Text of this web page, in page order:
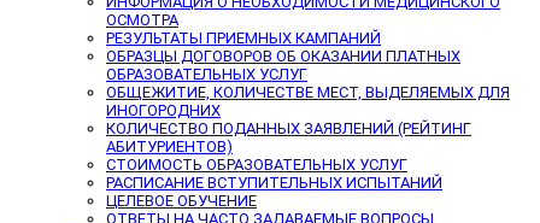
ОСМОТРА
РЕЗУЛЬТАТЫ ПРИЕМНЫХ КАМПАНИЙ
ОБРАЗЦЫ ДОГОВОРОВ ОБ ОКАЗАНИИ ПЛАТНЫХ
ОБРАЗОВАТЕЛЬНЫХ УСЛУГ
ОБЩЕЖИТИЕ, КОЛИЧЕСТВЕ МЕСТ, ВЫДЕЛЯЕМЫХ ДЛЯ
ИНОГОРОДНИХ
КОЛИЧЕСТВО ПОДАННЫХ ЗАЯВЛЕНИЙ (РЕЙТИНГ
АБИТУРИЕНТОВ)
СТОИМОСТЬ ОБРАЗОВАТЕЛЬНЫХ УСЛУГ
РАСПИСАНИЕ ВСТУПИТЕЛЬНЫХ ИСПЫТАНИЙ
ЦЕЛЕВОЕ ОБУЧЕНИЕ
ОТВЕТЫ НА ЧАСТО ЗАДАВАЕМЫЕ ВОПРОСЫ